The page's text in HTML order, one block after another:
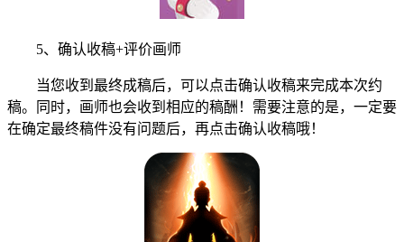
5、确认收稿+评价画师
当您收到最终成稿后，可以点击确认收稿来完成本次约
稿。同时，画师也会收到相应的稿酬！需要注意的是，一定要
在确定最终稿件没有问题后，再点击确认收稿哦！